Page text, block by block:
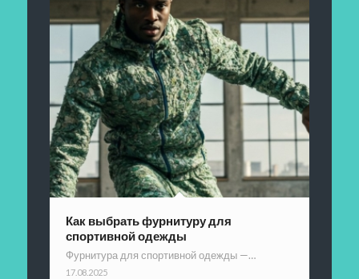
Как выбрать фурнитуру для
спортивной одежды
Фурнитура для спортивной одежды —…
17.08.2025